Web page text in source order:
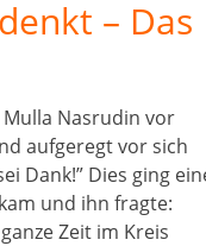
– Das
Nasrudin vor
aufgeregt vor sich
Dank!” Dies ging
und ihn fragte:
Zeit im Kreis